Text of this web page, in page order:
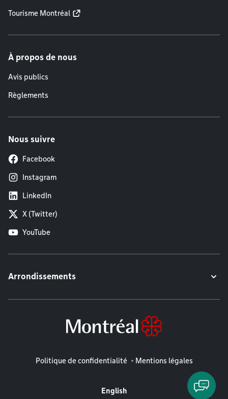
Tourisme Montréal
À propos de nous
Avis publics
Règlements
Nous suivre
Facebook
Instagram
LinkedIn
X (Twitter)
YouTube
Arrondissements
Mentions légales
Politique de confidentialité Mentions légales
English